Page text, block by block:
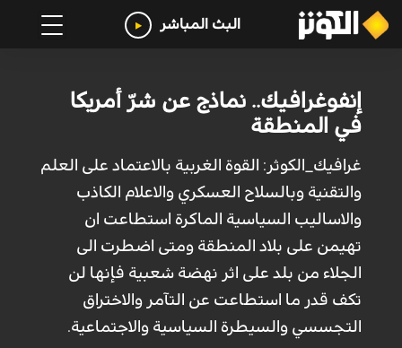
البث المباشر
إنفوغرافيك.. نماذج عن شرّ أمريكا
في المنطقة
غرافيك_الكوثر: القوة الغربية بالاعتماد على العلم
والتقنية وبالسلاح العسكري والاعلام الكاذب
والاساليب السياسية الماكرة استطاعت ان
تهيمن على بلاد المنطقة ومتى اضطرت الى
الجلاء من بلد على اثر نهضة شعبية فإنها لن
تكف قدر ما استطاعت عن التآمر والاختراق
التجسسي والسيطرة السياسية والاجتماعية.